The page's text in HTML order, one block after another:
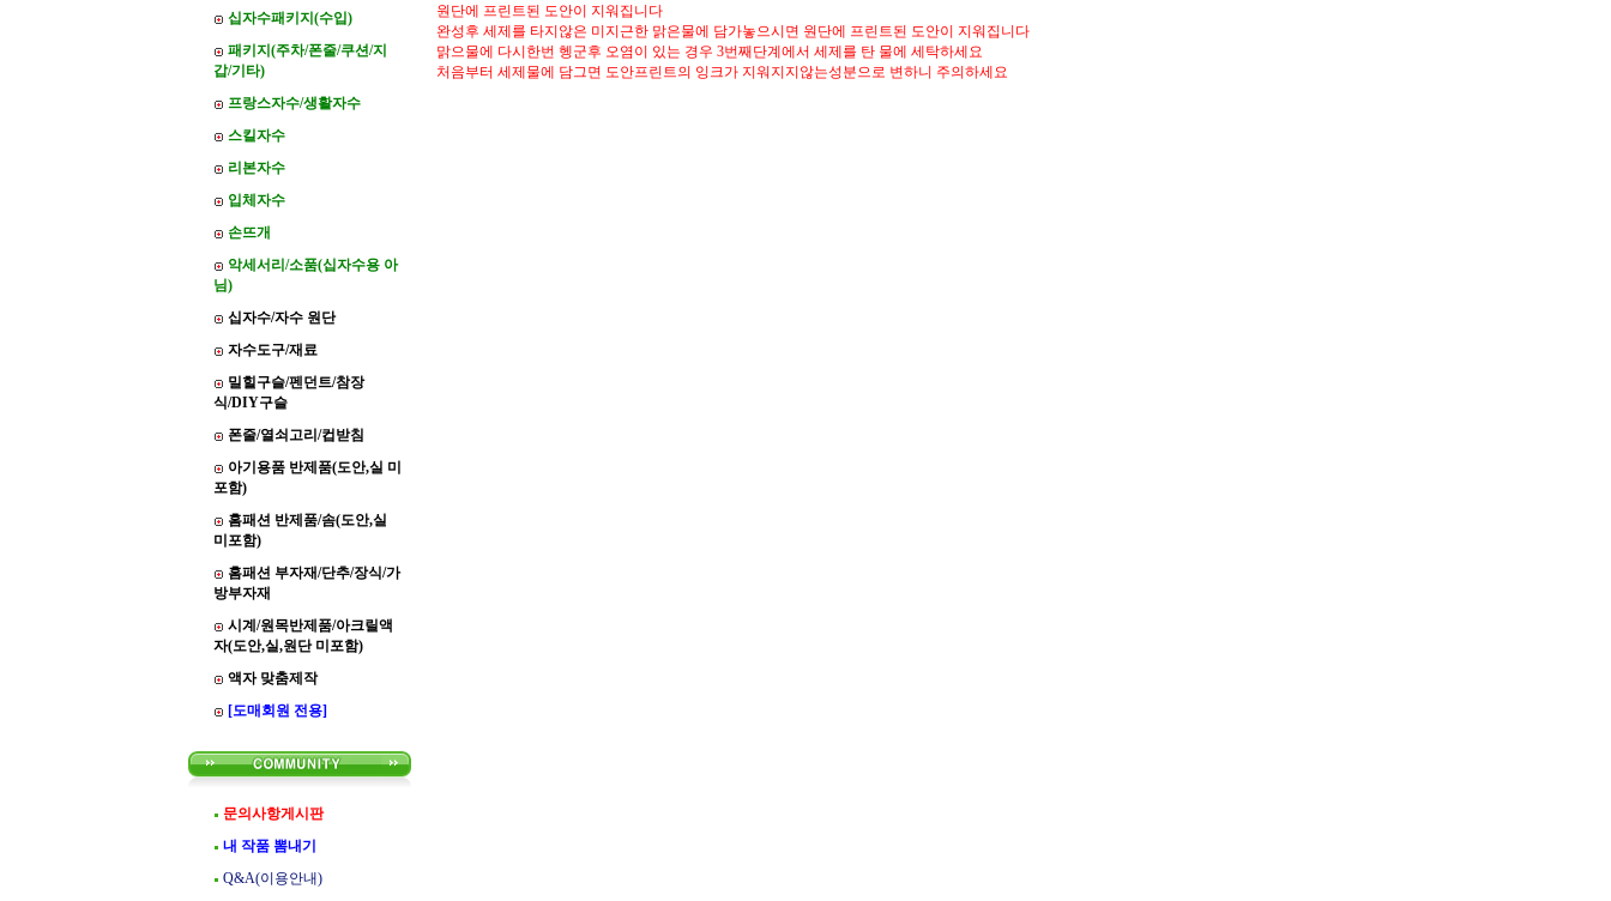
십자수패키지(수입)
패키지(주차/폰줄/쿠션/지
갑/기타)
프랑스자수/생활자수
스킬자수
리본자수
입체자수
손뜨개
악세서리/소품(십자수용 아
님)
십자수/자수 원단
자수도구/재료
밀힐구슬/펜던트/참장
식/DIY구슬
폰줄/열쇠고리/컵받침
아기용품 반제품(도안,실 미
포함)
홈패션 반제품/솜(도안,실
미포함)
홈패션 부자재/단추/장식/가
방부자재
시계/원목반제품/아크릴액
자(도안,실,원단 미포함)
액자 맞춤제작
[도매회원 전용]
문의사항게시판
내 작품 뽐내기
Q&A(이용안내)
원단에 프린트된 도안이 지워집니다
완성후 세제를 타지않은 미지근한 맑은물에 담가놓으시면 원단에 프린트된 도안이 지워집니다
맑으물에 다시한번 헹군후 오염이 있는 경우 3번째단계에서 세제를 탄 물에 세탁하세요
처음부터 세제물에 담그면 도안프린트의 잉크가 지워지지않는성분으로 변하니 주의하세요